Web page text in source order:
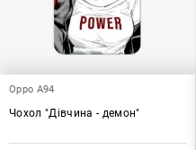
Oppo A94
Чохол "Дівчина - демон"